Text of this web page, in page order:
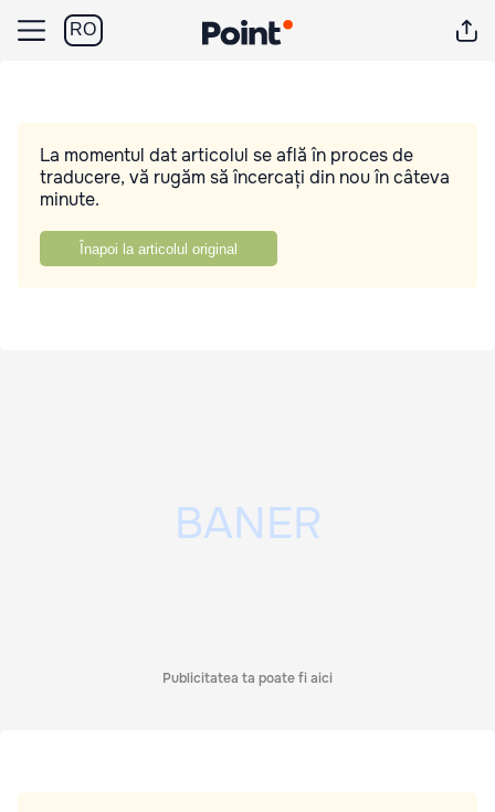
RO
La momentul dat articolul se află în proces de
traducere, vă rugăm să încercați din nou în câteva
minute.
Înapoi la articolul original
Publicitatea ta poate fi aici